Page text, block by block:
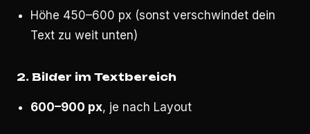
Höhe 450–600 px (sonst verschwindet dein
Text zu weit unten)
2. Bilder im Textbereich
600–900 px, je nach Layout